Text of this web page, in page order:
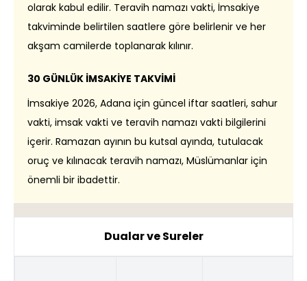
olarak kabul edilir. Teravih namazı vakti, İmsakiye
takviminde belirtilen saatlere göre belirlenir ve her
akşam camilerde toplanarak kılınır.
30 GÜNLÜK İMSAKİYE TAKVİMİ
İmsakiye 2026, Adana için güncel iftar saatleri, sahur
vakti, imsak vakti ve teravih namazı vakti bilgilerini
içerir. Ramazan ayının bu kutsal ayında, tutulacak
oruç ve kılınacak teravih namazı, Müslümanlar için
önemli bir ibadettir.
Dualar ve Sureler